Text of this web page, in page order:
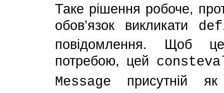
Таке рішення робоче,
обов’язок викликати
повідомлення. Щоб
потребою, цей
Message присутній як